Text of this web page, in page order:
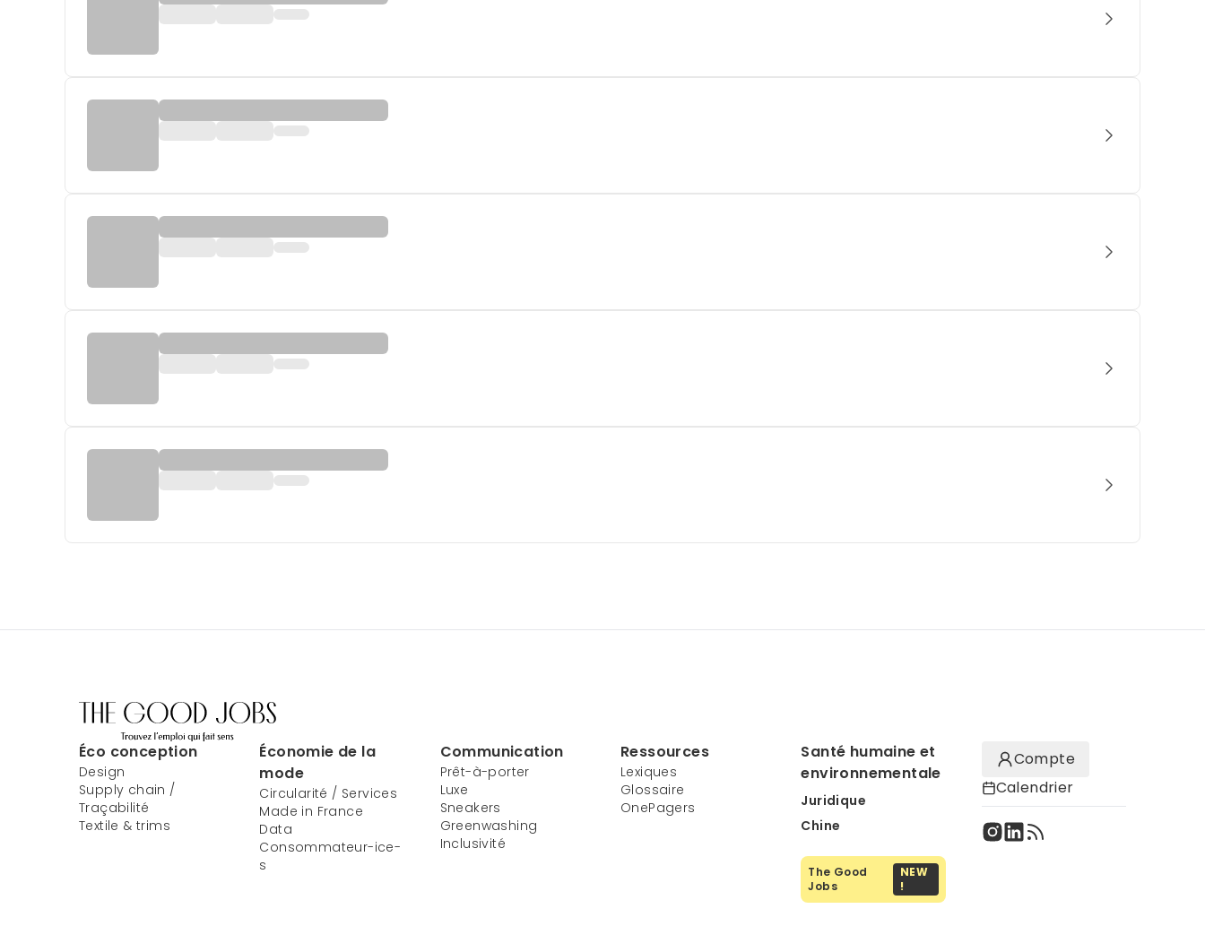
Éco conception
Design
Supply chain /
Traçabilité
Textile & trims
Économie de la
mode
Circularité / Services
Made in France
Data
Consommateur-ice-
s
Communication
Prêt-à-porter
Luxe
Sneakers
Greenwashing
Inclusivité
Ressources
Lexiques
Glossaire
OnePagers
Santé humaine et
environnementale
Juridique
Chine
The Good
Jobs
NEW
!
Compte
Calendrier